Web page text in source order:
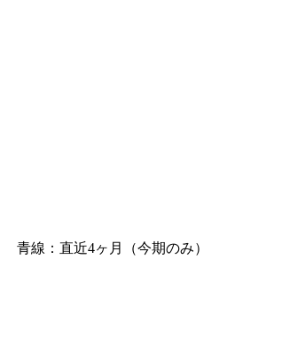
青線：直近4ヶ月（今期のみ）